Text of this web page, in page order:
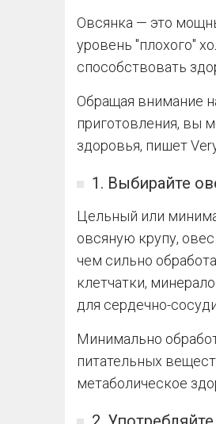
Овсянка — это
уровень "плохого"
способствовать
Обращая внимание
приготовления, вы
здоровья, пишет
1. Выбирайте
Цельный или
овсяную крупу,
чем сильно
клетчатки,
для сердечно-
Минимально
питательных
метаболическое